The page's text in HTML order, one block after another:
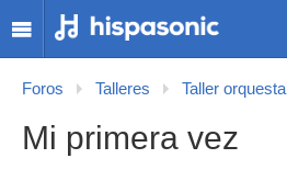
Foros Talleres Taller orquestal
Mi primera vez